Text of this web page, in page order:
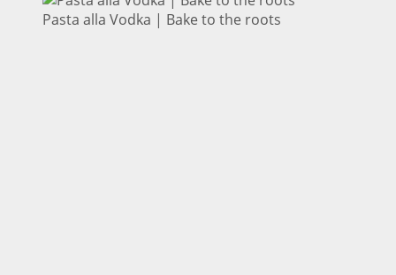
Pasta alla Vodka | Bake to the roots